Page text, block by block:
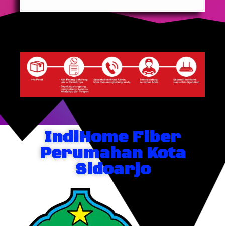
IndiHome Fiber
Perumahan Kota
Sidoarjo